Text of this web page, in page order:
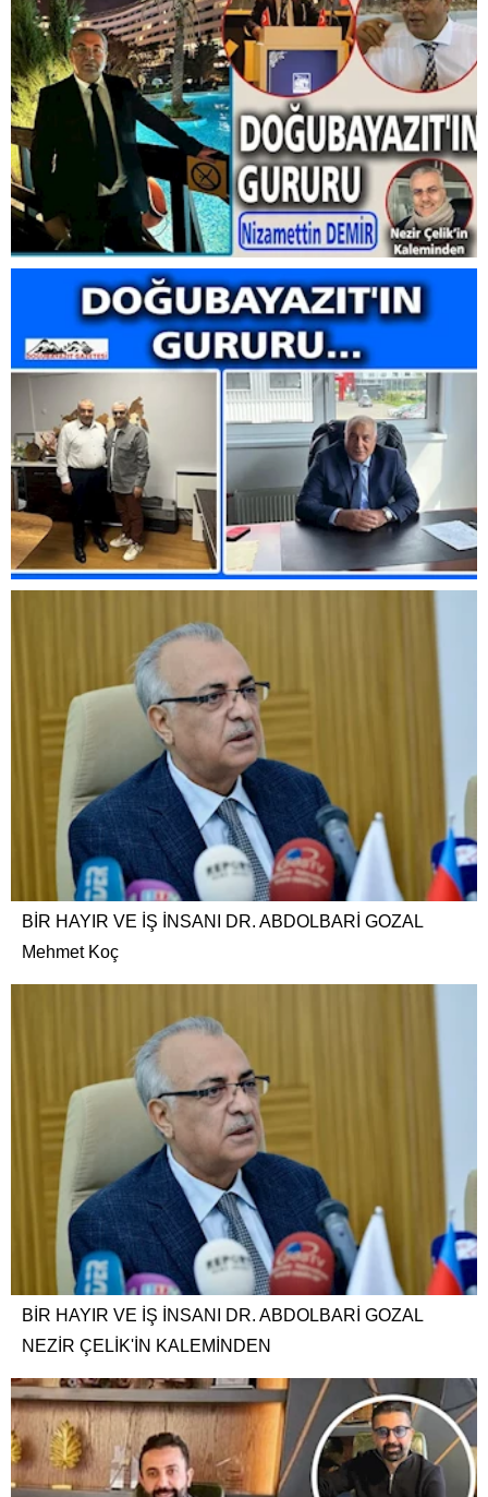
BİR HAYIR VE İŞ İNSANI DR. ABDOLBARİ GOZAL
Mehmet Koç
BİR HAYIR VE İŞ İNSANI DR. ABDOLBARİ GOZAL
NEZİR ÇELİK'İN KALEMİNDEN